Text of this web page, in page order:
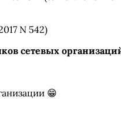
N 542)
сетевых
😁